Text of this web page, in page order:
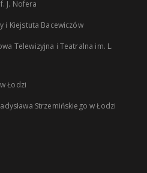
J. Nofera
i Kiejstuta Bacewiczów
Telewizyjna i Teatralna im. L.
Łodzi
Strzemińskiego w Łodzi